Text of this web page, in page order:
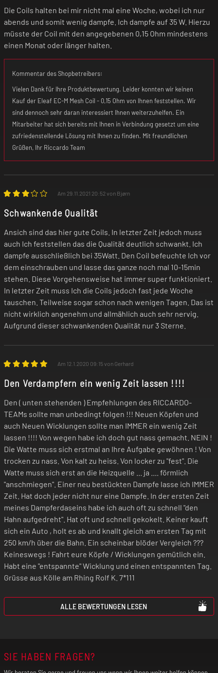
Die Coils halten bei mir nicht mal eine Woche, wobei ich nur
abends und somit wenig dampfe. Ich dampfe auf 35 W. Hierzu
müsste der Coil mit den angegebenen 0,15 Ohm mindestens
einen Monat oder länger halten.
Kommentar des Shopbetreibers:
Vielen Dank für Ihre Produktbewertung. Leider konnten wir keinen
Kauf der Eleaf EC-M Mesh Coil - 0,15 Ohm von Ihnen feststellen. Wir
sind dennoch sehr daran interessiert Ihnen weiterzuhelfen. Ein
Mitarbeiter hat sich bereits mit Ihnen in Verbindung gesetzt um eine
zufriedenstellende Lösung mit Ihnen zu finden. Mit freundlichen
Grüßen, Ihr Riccardo Team
Am 29.11.2021 20:52 von Bjørn
Schwankende Qualität
Ansich sind das hier gute Coils. In letzter Zeit jedoch muss
auch Ich feststellen das die Qualität deutlich schwankt. Ich
dampfe ausschließlich bei 35Watt. Den Coil befeuchte Ich vor
dem einschrauben und lasse das ganze noch mal 10-15min
stehen. Diese Vorgehensweise hat immer super funktioniert.
In letzter Zeit muss Ich die Coils jedoch fast jede Woche
tauschen. Teilweise sogar schon nach wenigen Tagen. Das ist
nicht wirklich angenehm und allmählich auch sehr nervig.
Aufgrund dieser schwankenden Qualität nur 3 Sterne.
Am 12.1.2020 09:15 von Gerhard
Den Verdampfern ein wenig Zeit lassen !!!!
Den ( unten stehenden ) Empfehlungen des RICCARDO-
TEAMs sollte man unbedingt folgen !!! Neuen Köpfen und
auch Neuen Wicklungen sollte man IMMER ein wenig Zeit
lassen !!!! Von wegen habe ich doch gut nass gemacht. NEIN !
Die Watte muss sich erstmal an Ihre Aufgabe gewöhnen ! Von
trocken zu nass. Von kalt zu heiss. Von locker zu "fest". Die
Watte muss sich erst an die Heizquelle ... ja .... förmlich
"anschmiegen". Einer neu bestückten Dampfe lasse ich IMMER
Zeit. Hat doch jeder nicht nur eine Dampfe. In der ersten Zeit
meines Dampferdaseins habe ich auch oft zu schnell "den
Hahn aufgedreht". Hat oft und schnell gekokelt. Keiner kauft
sich ein Auto , holt es ab und knallt gleich am ersten Tag mit
250 km/h über die Bahn. Ein scheinbar blöder Vergleich ???
Keineswegs ! Fahrt eure Köpfe / Wicklungen gemütlich ein.
Habt eine "entspannte" Wicklung und einen entspannten Tag.
Grüsse aus Kölle am Rhing Rolf K. 7*111
ALLE BEWERTUNGEN LESEN
SIE HABEN FRAGEN?